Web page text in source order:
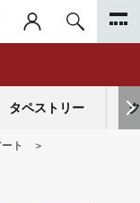
タペストリー
ト